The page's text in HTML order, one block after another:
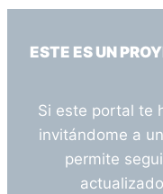
ESTE ES UN
Si este portal te
invitándome a
permite